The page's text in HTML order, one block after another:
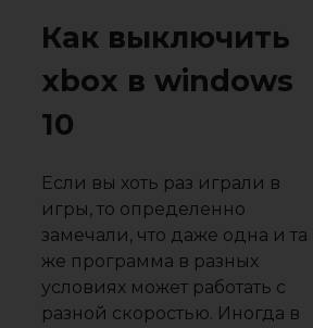
Как выключить
xbox в windows
10
Если вы хоть раз играли в
игры, то определенно
замечали, что даже одна и та
же программа в разных
условиях может работать с
разной скоростью. Иногда в